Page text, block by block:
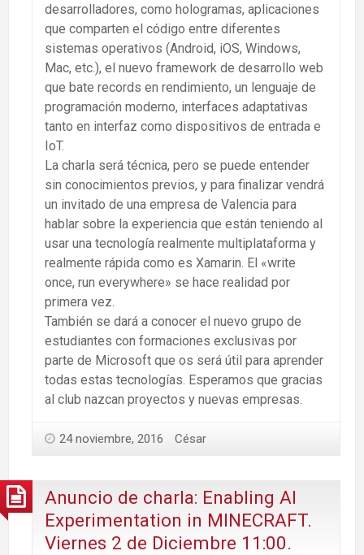
desarrolladores, como hologramas, aplicaciones
que comparten el código entre diferentes
sistemas operativos (Android, iOS, Windows,
Mac, etc.), el nuevo framework de desarrollo web
que bate records en rendimiento, un lenguaje de
programación moderno, interfaces adaptativas
tanto en interfaz como dispositivos de entrada e
IoT.
La charla será técnica, pero se puede entender
sin conocimientos previos, y para finalizar vendrá
un invitado de una empresa de Valencia para
hablar sobre la experiencia que están teniendo al
usar una tecnología realmente multiplataforma y
realmente rápida como es Xamarin. El «write
once, run everywhere» se hace realidad por
primera vez.
También se dará a conocer el nuevo grupo de
estudiantes con formaciones exclusivas por
parte de Microsoft que os será útil para aprender
todas estas tecnologías. Esperamos que gracias
al club nazcan proyectos y nuevas empresas.
24 noviembre, 2016 César
Anuncio de charla: Enabling AI
Experimentation in MINECRAFT.
Viernes 2 de Diciembre 11:00.